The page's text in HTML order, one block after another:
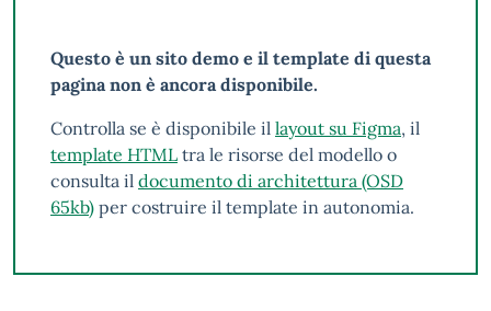
Questo è un sito demo e il template di questa
pagina non è ancora disponibile.
Controlla se è disponibile il layout su Figma, il
template HTML tra le risorse del modello o
consulta il documento di architettura (OSD
65kb) per costruire il template in autonomia.